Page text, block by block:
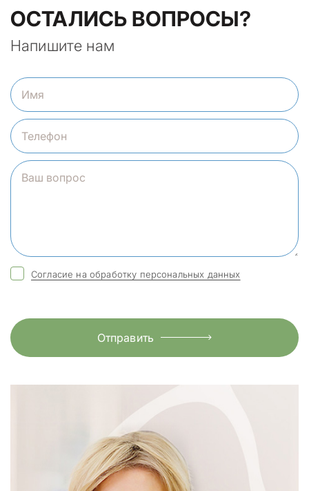
ОСТАЛИСЬ ВОПРОСЫ?
Напишите нам
Согласие на обработку персональных данных
Отправить